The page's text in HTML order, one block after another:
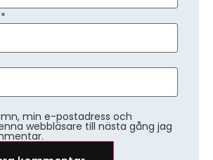
*
min e-postadress och
webbläsare till nästa gång jag